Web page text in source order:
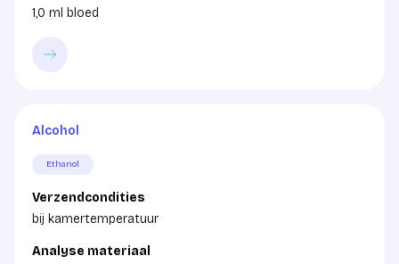
1,0 ml bloed
Alcohol
Ethanol
Verzendcondities
bij kamertemperatuur
Analyse materiaal